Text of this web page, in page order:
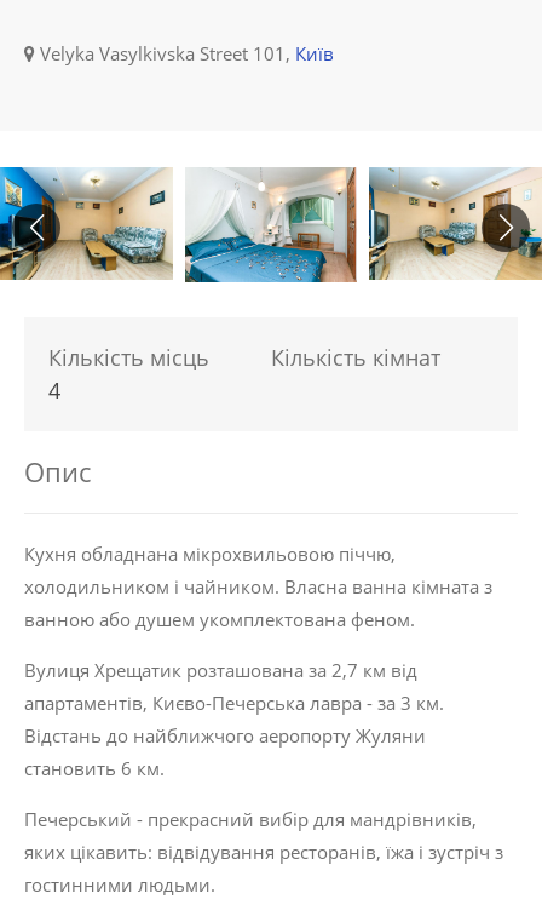
Velyka Vasylkivska Street 101, Київ
Кількість місць
4
Кількість кімнат
Опис
Кухня обладнана мікрохвильовою піччю,
холодильником і чайником. Власна ванна кімната з
ванною або душем укомплектована феном.
Вулиця Хрещатик розташована за 2,7 км від
апартаментів, Києво-Печерська лавра - за 3 км.
Відстань до найближчого аеропорту Жуляни
становить 6 км.
Печерський - прекрасний вибір для мандрівників,
яких цікавить: відвідування ресторанів, їжа і зустріч з
гостинними людьми.